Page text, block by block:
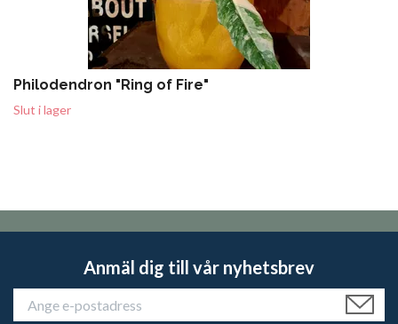
Philodendron "Ring of Fire"
Slut i lager
Anmäl dig till vår nyhetsbrev